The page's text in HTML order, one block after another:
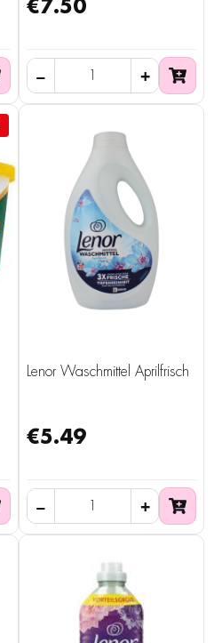
€7.50
Lenor Waschmittel Aprilfrisch
€5.49